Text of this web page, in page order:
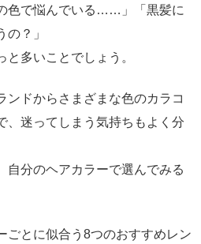
色で悩んでいる……」「黒髪に
？」
多いことでしょう。
ンドからさまざまな色のカラコ
、迷ってしまう気持ちもよく分
自分のヘアカラーで選んでみる
ごとに似合う8つのおすすめレン